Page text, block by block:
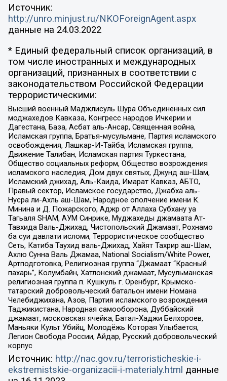
Источник:
http://unro.minjust.ru/NKOForeignAgent.aspx
данные на 24.03.2022
* Единый федеральный список организаций, в
том числе иностранных и международных
организаций, признанных в соответствии с
законодательством Российской Федерации
террористическими:
Высший военный Маджлисуль Шура Объединенных сил
моджахедов Кавказа, Конгресс народов Ичкерии и
Дагестана, База, Асбат аль-Ансар, Священная война,
Исламская группа, Братья-мусульмане, Партия исламского
освобождения, Лашкар-И-Тайба, Исламская группа,
Движение Талибан, Исламская партия Туркестана,
Общество социальных реформ, Общество возрождения
исламского наследия, Дом двух святых, Джунд аш-Шам,
Исламский джихад, Аль-Каида, Имарат Кавказ, АБТО,
Правый сектор, Исламское государство, Джабха аль-
Нусра ли-Ахль аш-Шам, Народное ополчение имени К.
Минина и Д. Пожарского, Аджр от Аллаха Субхану уа
Тагьаля SHAM, АУМ Синрике, Муджахеды джамаата Ат-
Тавхида Валь-Джихад, Чистопольский Джамаат, Рохнамо
ба суи давлати исломи, Террористическое сообщество
Сеть, Катиба Таухид валь-Джихад, Хайят Тахрир аш-Шам,
Ахлю Сунна Валь Джамаа, National Socialism/White Power,
Артподготовка, Религиозная группа “Джамаат “Красный
пахарь”, Колумбайн, Хатлонский джамаат, Мусульманская
религиозная группа п. Кушкуль г. Оренбург, Крымско-
татарский добровольческий батальон имени Номана
Челебиджихана, Азов, Партия исламского возрождения
Таджикистана, Народная самооборона, Дуббайский
джамаат, московская ячейка, Батал-Хаджи Белхороев,
Маньяки Культ Убийц, Молодёжь Которая Улыбается,
Легион Свобода России, Айдар, Русский добровольческий
корпус
Источник: http://nac.gov.ru/terroristicheskie-i-
ekstremistskie-organizacii-i-materialy.html данные